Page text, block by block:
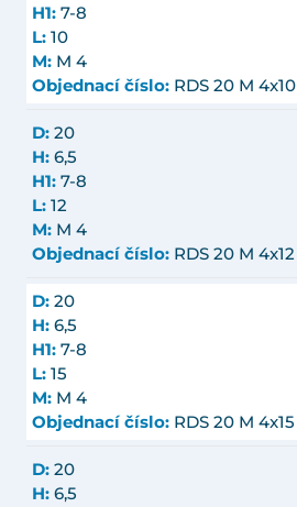
H1: 7-8
L: 10
M: M 4
Objednací číslo: RDS 20 M 4x10
D: 20
H: 6,5
H1: 7-8
L: 12
M: M 4
Objednací číslo: RDS 20 M 4x12
D: 20
H: 6,5
H1: 7-8
L: 15
M: M 4
Objednací číslo: RDS 20 M 4x15
D: 20
H: 6,5